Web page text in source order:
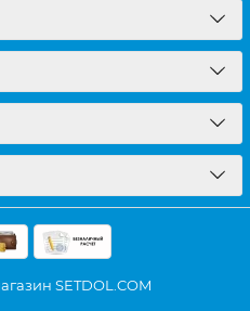
SETDOL.COM